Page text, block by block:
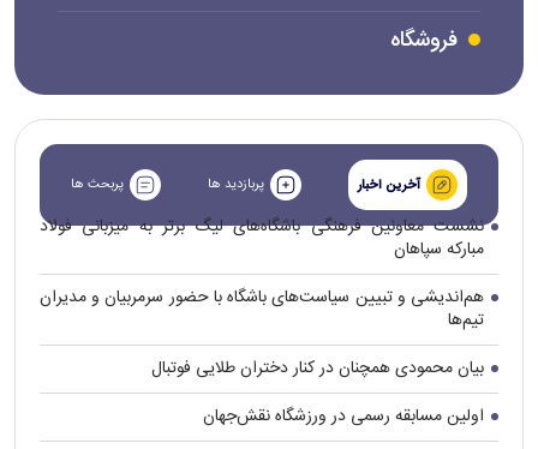
فروشگاه
آخرین اخبار پربازدید ها پربحث ها
نشست معاونین فرهنگی باشگاه‌های لیگ برتر به میزبانی فولاد
مبارکه سپاهان
هم‌اندیشی و تبیین سیاست‌های باشگاه با حضور سرمربیان و مدیران
تیم‌ها
بیان محمودی همچنان در کنار دختران طلایی فوتبال
اولین مسابقه رسمی در ورزشگاه نقش‌جهان